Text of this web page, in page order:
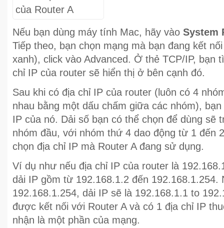
Nếu bạn dùng máy tính Mac, hãy vào System
Tiếp theo, bạn chọn mạng mà bạn đang kết
xanh), click vào Advanced. Ở thẻ TCP/IP, bạn
chỉ IP của router sẽ hiển thị ở bên cạnh đó.
Sau khi có địa chỉ IP của router (luôn có 4
nhau bằng một dấu chấm giữa các nhóm),
IP của nó. Dải số bạn có thể chọn để dùng sẽ
nhóm đầu, với nhóm thứ 4 dao động từ 1 đến
chọn địa chỉ IP mà Router A đang sử dụng.
Ví dụ như nếu địa chỉ IP của router là
dải IP gồm từ 192.168.1.2 đến 192.168.1.254.
192.168.1.254, dải IP sẽ là 192.168.1.1 to
được kết nối với Router A và có 1 địa chỉ IP
nhận là một phần của mạng.